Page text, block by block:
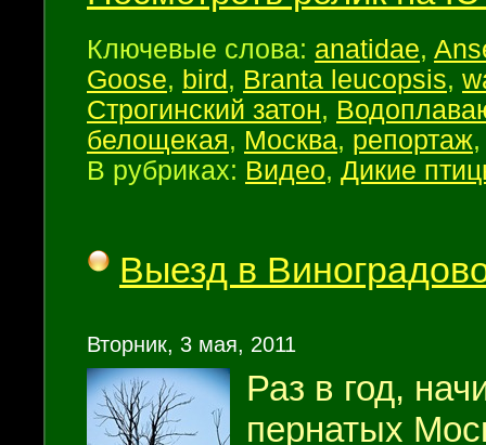
Ключевые слова: anatidae,
Goose, bird , Branta leucopsis,
Строгинский затон,
белощекая, Москва, репортаж
В рубриках: Видео, Дикие
Выезд в
Вторник, 3 мая, 2011
Раз в год,
пернатых